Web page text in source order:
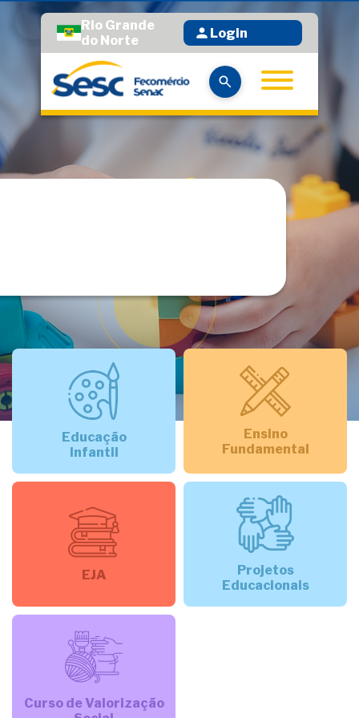
Rio Grande
do Norte
Login
Educação
Infantil
Ensino
Fundamental
EJA
Projetos
Educacionais
Curso de Valorização